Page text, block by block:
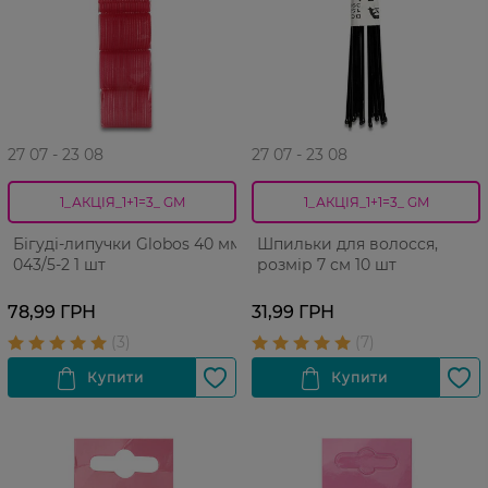
27 07 - 23 08
1_АКЦІЯ_1+1=3_ GM
Бігуді-липучки Globos 40 мм
043/5-2 1 шт
78,99 ГРН
27 07 - 23 08
1_АКЦІЯ_1+1=3_ GM
Шпильки для волосся,
розмір 7 см 10 шт
31,99 ГРН